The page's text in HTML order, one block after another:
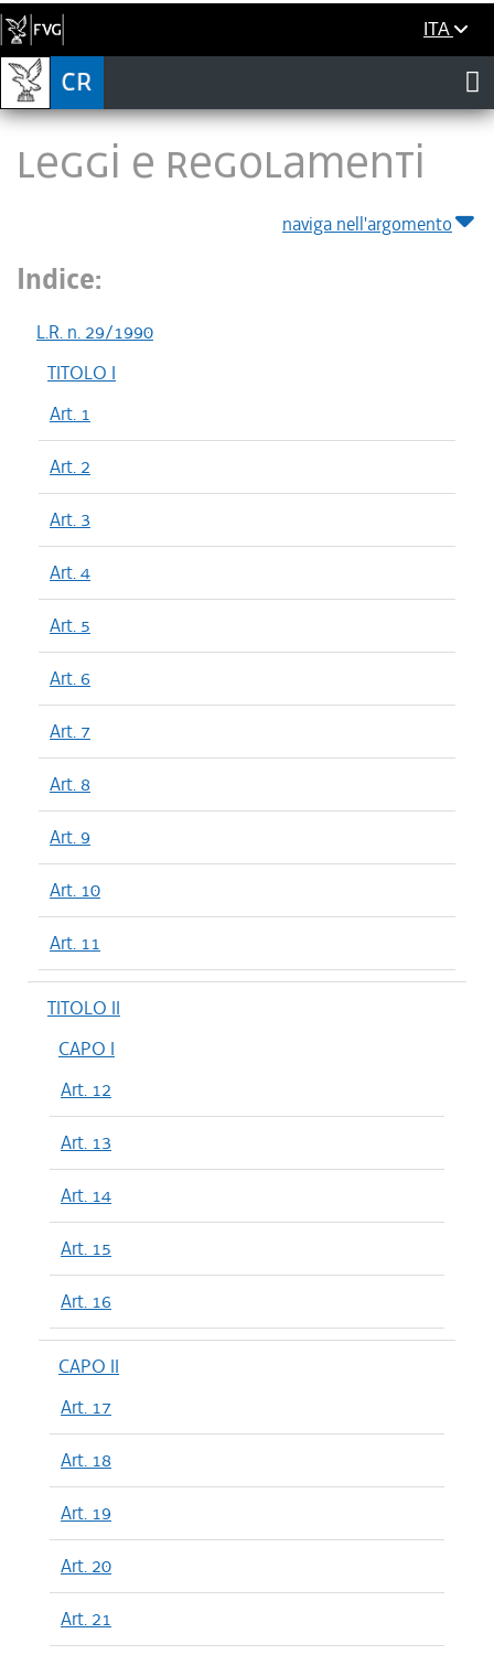
ITA
LEGGI E REGOLAMENTI
naviga nell'argomento
Indice:
L.R. n. 29/1990
TITOLO I
Art. 1
Art. 2
Art. 3
Art. 4
Art. 5
Art. 6
Art. 7
Art. 8
Art. 9
Art. 10
Art. 11
TITOLO II
CAPO I
Art. 12
Art. 13
Art. 14
Art. 15
Art. 16
CAPO II
Art. 17
Art. 18
Art. 19
Art. 20
Art. 21